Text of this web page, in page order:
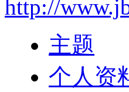
http://
主题
个人资